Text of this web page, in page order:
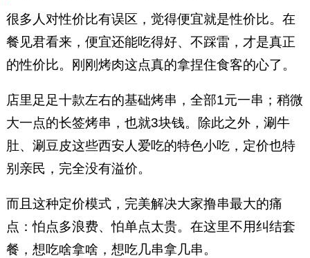
很多人对性价比有误区，觉得便宜就是性价比。在
餐见君看来，便宜还能吃得好、不踩雷，才是真正
的性价比。刚刚烤肉这点真的拿捏住食客的心了。
店里足足十款左右的基础烤串，全部1元一串；稍微
大一点的长签烤串，也就3块钱。除此之外，涮牛
肚、涮豆皮这些西安人爱吃的特色小吃，定价也特
别亲民，完全没有溢价。
而且这种定价模式，完美解决大家撸串最大的痛
点：怕点多浪费、怕单点太贵。在这里不用纠结套
餐，想吃啥拿啥，想吃几串拿几串。